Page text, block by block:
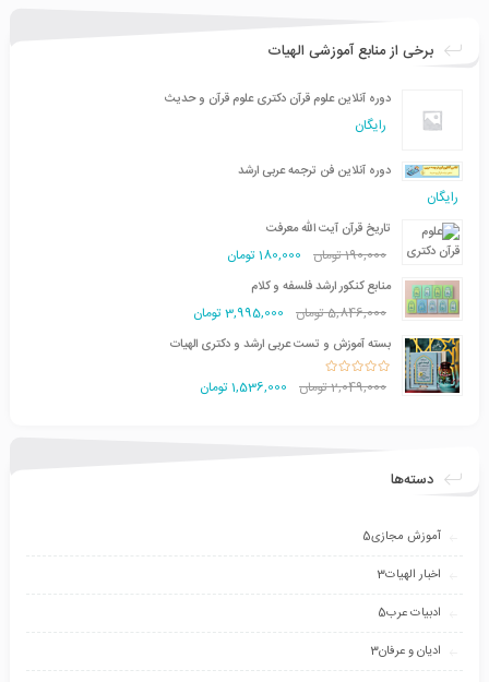
برخی از منابع آموزشی الهیات
دوره آنلاین علوم قرآن دکتری علوم قرآن و حدیث
رایگان
دوره آنلاین فن ترجمه عربی ارشد
رایگان
تاریخ قرآن آیت الله معرفت
190,000تومان 180,000تومان
منابع کنکور ارشد فلسفه و کلام
5,846,000تومان 3,995,000تومان
بسته آموزش و تست عربی ارشد و دکتری الهیات
3.00 از 52,049,000تومان 1,536,000تومان
دسته‌ها
آموزش مجازی5
اخبار الهیات3
ادبیات عرب5
ادیان و عرفان3